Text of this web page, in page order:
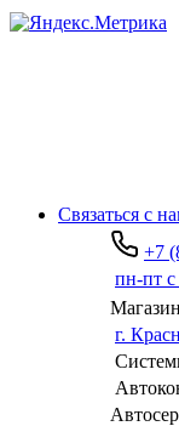
Связаться с
+7
пн-пт с
г.